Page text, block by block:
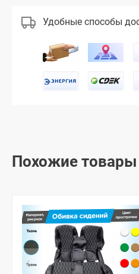
Удобные способы
Похожие товары